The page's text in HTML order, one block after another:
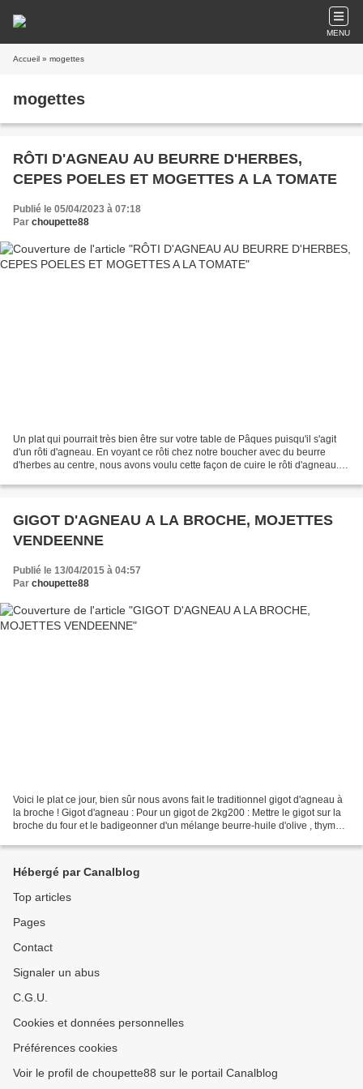
MENU
Accueil » mogettes
mogettes
RÔTI D'AGNEAU AU BEURRE D'HERBES,
CEPES POELES ET MOGETTES A LA TOMATE
Publié le 05/04/2023 à 07:18
Par choupette88
Un plat qui pourrait très bien être sur votre table de Pâques puisqu'il s'agit
d'un rôti d'agneau. En voyant ce rôti chez notre boucher avec du beurre
d'herbes au centre, nous avons voulu cette façon de cuire le rôti d'agneau.
GIGOT D'AGNEAU A LA BROCHE, MOJETTES
VENDEENNE
Publié le 13/04/2015 à 04:57
Par choupette88
Voici le plat ce jour, bien sûr nous avons fait le traditionnel gigot d'agneau à
la broche ! Gigot d'agneau : Pour un gigot de 2kg200 : Mettre le gigot sur la
broche du four et le badigeonner d'un mélange beurre-huile d'olive , thym
Hébergé par Canalblog
Top articles
Pages
Contact
Signaler un abus
C.G.U.
Cookies et données personnelles
Préférences cookies
Voir le profil de choupette88 sur le portail Canalblog